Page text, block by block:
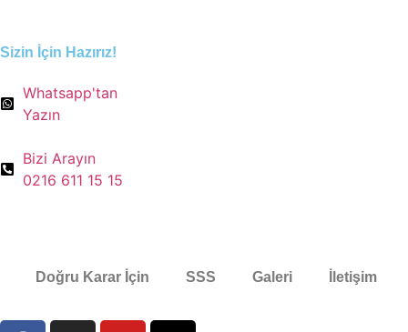
Sizin İçin Hazırız!
Whatsapp'tan
Yazın
Bizi Arayın
0216 611 15 15
Doğru Karar İçin SSS Galeri İletişim